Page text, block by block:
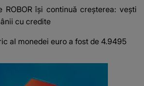
ROBOR își continuă creșterea: vești
cu credite
al monedei euro a fost de 4.9495